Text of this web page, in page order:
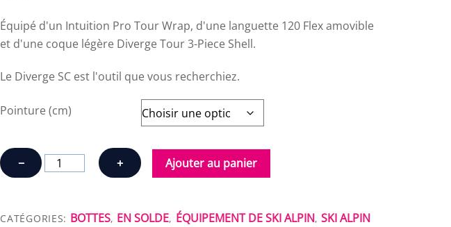
Équipé d'un Intuition Pro Tour Wrap, d'une languette 120 Flex amovible
et d'une coque légère Diverge Tour 3-Piece Shell.
Le Diverge SC est l'outil que vous recherchiez.
Pointure (cm)
−
quantité
de
DIVERGE
+ Ajouter au panier
CATÉGORIES: BOTTES, EN SOLDE, ÉQUIPEMENT DE SKI ALPIN,SKI ALPIN